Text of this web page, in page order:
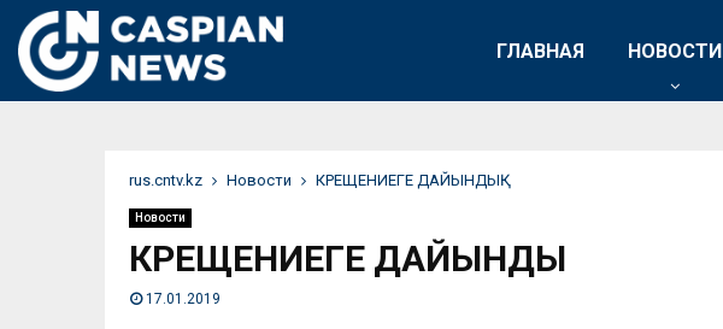
ГЛАВНАЯ НОВОСТИ
rus.cntv.kz Новости КРЕЩЕНИЕГЕ ДАЙЫНДЫҚ
Новости
КРЕЩЕНИЕГЕ ДАЙЫНДЫҚ
17.01.2019